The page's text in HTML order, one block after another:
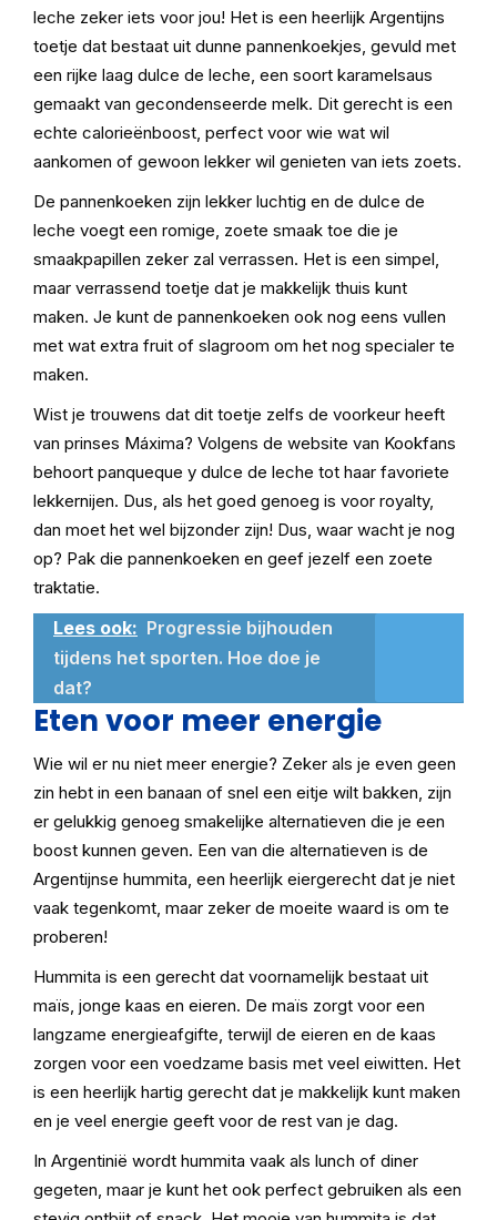
leche zeker iets voor jou! Het is een heerlijk Argentijns
toetje dat bestaat uit dunne pannenkoekjes, gevuld met
een rijke laag dulce de leche, een soort karamelsaus
gemaakt van gecondenseerde melk. Dit gerecht is een
echte calorieënboost, perfect voor wie wat wil
aankomen of gewoon lekker wil genieten van iets zoets.
De pannenkoeken zijn lekker luchtig en de dulce de
leche voegt een romige, zoete smaak toe die je
smaakpapillen zeker zal verrassen. Het is een simpel,
maar verrassend toetje dat je makkelijk thuis kunt
maken. Je kunt de pannenkoeken ook nog eens vullen
met wat extra fruit of slagroom om het nog specialer te
maken.
Wist je trouwens dat dit toetje zelfs de voorkeur heeft
van prinses Máxima? Volgens de website van Kookfans
behoort panqueque y dulce de leche tot haar favoriete
lekkernijen. Dus, als het goed genoeg is voor royalty,
dan moet het wel bijzonder zijn! Dus, waar wacht je nog
op? Pak die pannenkoeken en geef jezelf een zoete
traktatie.
Lees ook: Progressie bijhouden
tijdens het sporten. Hoe doe je
dat?
Eten voor meer energie
Wie wil er nu niet meer energie? Zeker als je even geen
zin hebt in een banaan of snel een eitje wilt bakken, zijn
er gelukkig genoeg smakelijke alternatieven die je een
boost kunnen geven. Een van die alternatieven is de
Argentijnse hummita, een heerlijk eiergerecht dat je niet
vaak tegenkomt, maar zeker de moeite waard is om te
proberen!
Hummita is een gerecht dat voornamelijk bestaat uit
maïs, jonge kaas en eieren. De maïs zorgt voor een
langzame energieafgifte, terwijl de eieren en de kaas
zorgen voor een voedzame basis met veel eiwitten. Het
is een heerlijk hartig gerecht dat je makkelijk kunt maken
en je veel energie geeft voor de rest van je dag.
In Argentinië wordt hummita vaak als lunch of diner
gegeten, maar je kunt het ook perfect gebruiken als een